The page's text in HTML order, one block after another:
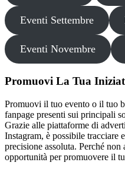
Eventi Settembre
Eventi Novembre
Promuovi La Tua
Promuovi il tuo evento o il tuo
fanpage presenti sui principali
Grazie alle piattaforme di
Instagram, è possibile tracciare
precisione assoluta. Perché
opportunità per promuovere il